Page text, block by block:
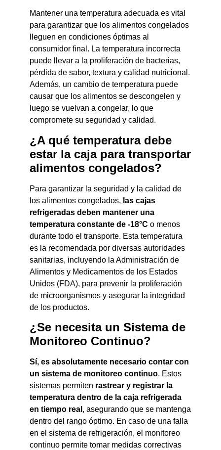
Mantener una temperatura adecuada es vital
para garantizar que los alimentos congelados
lleguen en condiciones óptimas al
consumidor final. La temperatura incorrecta
puede llevar a la proliferación de bacterias,
pérdida de sabor, textura y calidad nutricional.
Además, un cambio de temperatura puede
causar que los alimentos se descongelen y
luego se vuelvan a congelar, lo que
compromete su seguridad y calidad.
¿A qué temperatura debe
estar la caja para transportar
alimentos congelados?
Para garantizar la seguridad y la calidad de
los alimentos congelados, las cajas
refrigeradas deben mantener una
temperatura constante de -18°C o menos
durante todo el transporte. Esta temperatura
es la recomendada por diversas autoridades
sanitarias, incluyendo la Administración de
Alimentos y Medicamentos de los Estados
Unidos (FDA), para prevenir la proliferación
de microorganismos y asegurar la integridad
de los productos.
¿Se necesita un Sistema de
Monitoreo Continuo?
Sí, es absolutamente necesario contar con
un sistema de monitoreo continuo. Estos
sistemas permiten rastrear y registrar la
temperatura dentro de la caja refrigerada
en tiempo real , asegurando que se mantenga
dentro del rango óptimo. En caso de una falla
en el sistema de refrigeración, el monitoreo
continuo permite tomar medidas correctivas